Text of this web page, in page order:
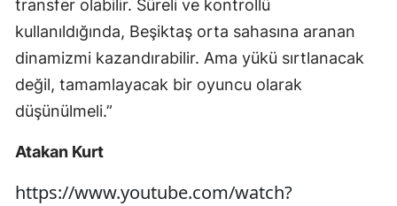
transfer olabilir. Süreli ve kontrollü
kullanıldığında, Beşiktaş orta sahasına aranan
dinamizmi kazandırabilir. Ama yükü sırtlanacak
değil, tamamlayacak bir oyuncu olarak
düşünülmeli.”
Atakan Kurt
https://www.youtube.com/watch?